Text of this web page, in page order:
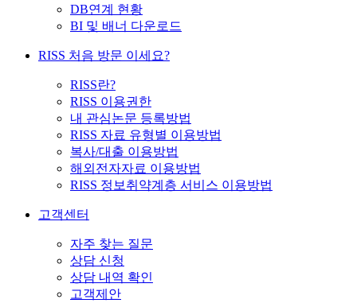
DB연계 현황
BI 및 배너 다운로드
RISS 처음 방문 이세요?
RISS란?
RISS 이용권한
내 관심논문 등록방법
RISS 자료 유형별 이용방법
복사/대출 이용방법
해외전자자료 이용방법
RISS 정보취약계층 서비스 이용방법
고객센터
자주 찾는 질문
상담 신청
상담 내역 확인
고객제안